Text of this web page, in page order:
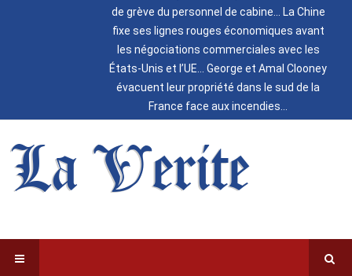
de grève du personnel de cabine
La Chine
fixe ses lignes rouges économiques avant
les négociations commerciales avec les
États-Unis et l’UE
George et Amal Clooney
évacuent leur propriété dans le sud de la
France face aux incendies
La Verite